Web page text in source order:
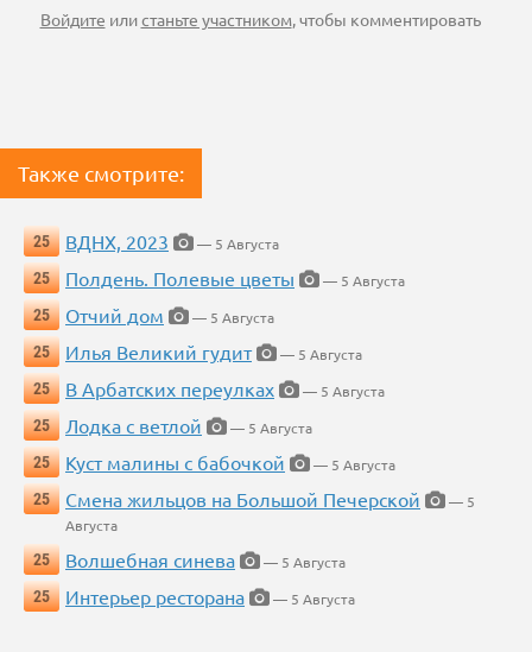
Войдите илистаньте участником, чтобы комментировать
Также смотрите:
25 ВДНХ, 2023
— 5 Августа
25
Полдень. Полевые цветы
— 5 Августа
25
Отчий дом
— 5 Августа
25
Илья Великий гудит
— 5 Августа
25
В Арбатских переулках
— 5 Августа
25
Лодка с ветлой
— 5 Августа
25
Куст малины с бабочкой
— 5 Августа
25
Смена жильцов на Большой Печерской
— 5
Августа
25
Волшебная синева
— 5 Августа
25
Интерьер ресторана — 5 Августа